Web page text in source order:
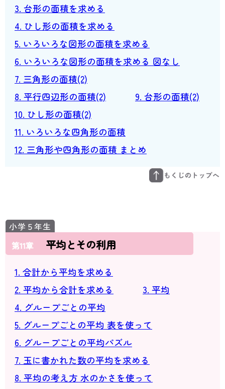
3. 台形の面積を求める
4. ひし形の面積を求める
5. いろいろな図形の面積を求める
6. いろいろな図形の面積を求める 図なし
7. 三角形の面積(2)
8. 平行四辺形の面積(2)
9. 台形の面積(2)
10. ひし形の面積(2)
11. いろいろな四角形の面積
12. 三角形や四角形の面積 まとめ
第11章 平均とその利用
1. 合計から平均を求める
2. 平均から合計を求める
3. 平均
4. グループごとの平均
5. グループごとの平均 表を使って
6. グループごとの平均パズル
7. 玉に書かれた数の平均を求める
8. 平均の考え方 水のかさを使って